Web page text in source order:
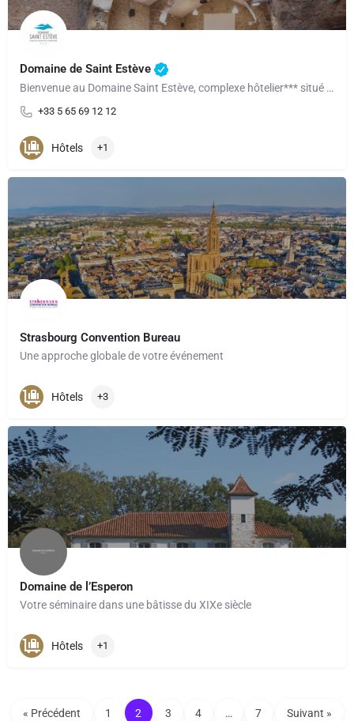
Domaine de Saint Estève
Bienvenue au Domaine Saint Estève, complexe hôtelier*** situé aux portes de MILLAU en Aveyron. Au cœur d’une…
+33 5 65 69 12 12
Hôtels +1
Strasbourg Convention Bureau
Une approche globale de votre événement
Hôtels +3
Domaine de l’Esperon
Votre séminaire dans une bâtisse du XIXe siècle
Hôtels +1
« Précédent 1 2 3 4 … 7 Suivant »